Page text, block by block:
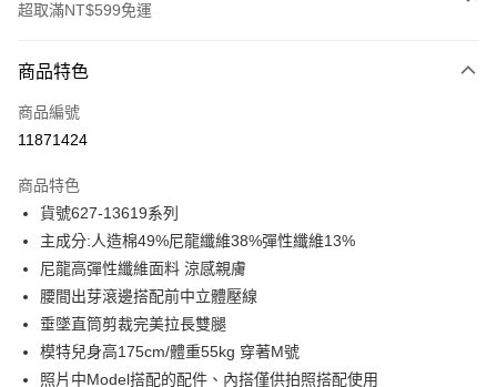
超取滿NT$599免運
信用卡一次付款
信用卡分期付款
合作金庫商業銀行
華南商業銀行
上海商業儲蓄銀行
台北富邦商業銀行
國泰世華商業銀行
臺灣中小企業銀行
匯豐（台灣）商業銀行
聯邦商業銀行
元大商業銀行
永豐商業銀行
玉山商業銀行
星展（台灣）商業銀行
超商取貨付款
LINE Pay
Apple Pay
街口支付
商品特色
商品編號
11871424
商品特色
貨號627-13619系列
主成分:人造棉49%尼龍纖維38%彈性纖維13%
尼龍高彈性纖維面料 涼感親膚
腰間出芽滾邊搭配前中立體壓線
垂墜直筒剪裁完美拉長雙腿
模特兒身高175cm/體重55kg 穿著M號
照片中Model搭配的配件、內搭僅供拍照搭配使用